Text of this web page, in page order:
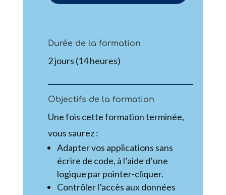
Durée de la formation
2 jours (14 heures)
Objectifs de la formation
Une fois cette formation terminée,
vous saurez :
Adapter vos applications sans
écrire de code, à l’aide d’une
logique par pointer-cliquer.
Contrôler l’accès aux données